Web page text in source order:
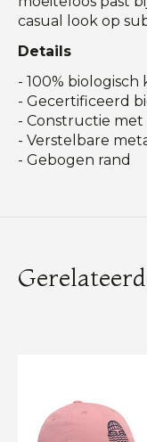
casual look op
Details
- 100%
- Gecertificeerd
- Constructie met
- Verstelbare
- Gebogen rand